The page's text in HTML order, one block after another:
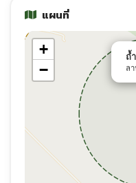
แผนที่
ถ้
ล
+
−